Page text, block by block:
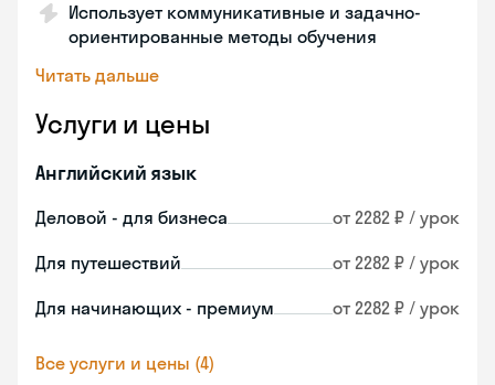
Использует коммуникативные и задачно-
ориентированные методы обучения
Читать дальше
Услуги и цены
Английский язык
Деловой - для бизнеса от 2282 ₽ / урок
Для путешествий от 2282 ₽ / урок
Для начинающих - премиум от 2282 ₽ / урок
Все услуги и цены (4)